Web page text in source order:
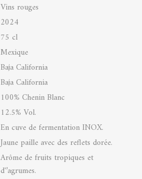
Vins rouges
2024
75 cl
Mexique
Baja California
Baja California
100% Chenin Blanc
12.5% Vol.
En cuve de fermentation INOX.
Jaune paille avec des reflets dorée.
Arôme de fruits tropiques et
d'’agrumes.